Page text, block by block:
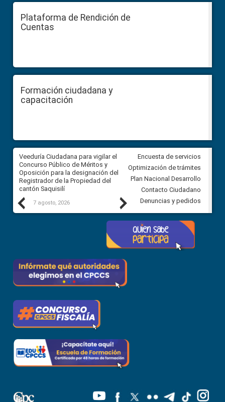
Plataforma de Rendición de
Cuentas
Formación ciudadana y
capacitación
Previous
Veeduría Ciudadana para vigilar el
Concurso Público de Méritos y
Oposición para la designación del
Registrador de la Propiedad del
cantón Saquisilí
7 agosto, 2026
Veeduría Ciudadana para
construcción del asfaltado de
Ballenita del cantón Santa
7 agosto, 2026
Next
Encuesta de servicios
Optimización de trámites
Plan Nacional Desarrollo
Contacto Ciudadano
Denuncias y pedidos